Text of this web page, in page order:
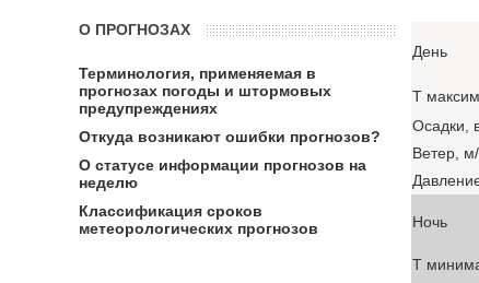
День
T
Осадки,
Ветер,
Ночь
T
О ПРОГНОЗАХ
Терминология, применяемая в
прогнозах погоды и штормовых
предупреждениях
Откуда возникают ошибки прогнозов?
О статусе информации прогнозов на
неделю
Классификация сроков
метеорологических прогнозов